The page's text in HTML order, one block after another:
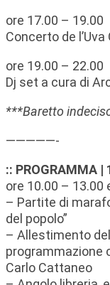
ore 17.00 – 19.00
Concerto de l’Uva
ore 19.00 – 22.00
Dj set a cura di
***Baretto
—————-
:: PROGRAMMA |
ore 10.00 – 13.00
– Partite di
del popolo”
– Allestimento
programmazione
Carlo Cattaneo